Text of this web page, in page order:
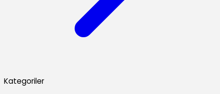
Kategoriler